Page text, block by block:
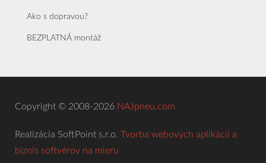
Ako s dopravou?
BEZPLATNÁ montáž
Copyright © 2008-2026 NAJpneu.com
Realizácia SoftPoint s.r.o. Tvorba webových aplikácií a
biznis softvérov na mieru